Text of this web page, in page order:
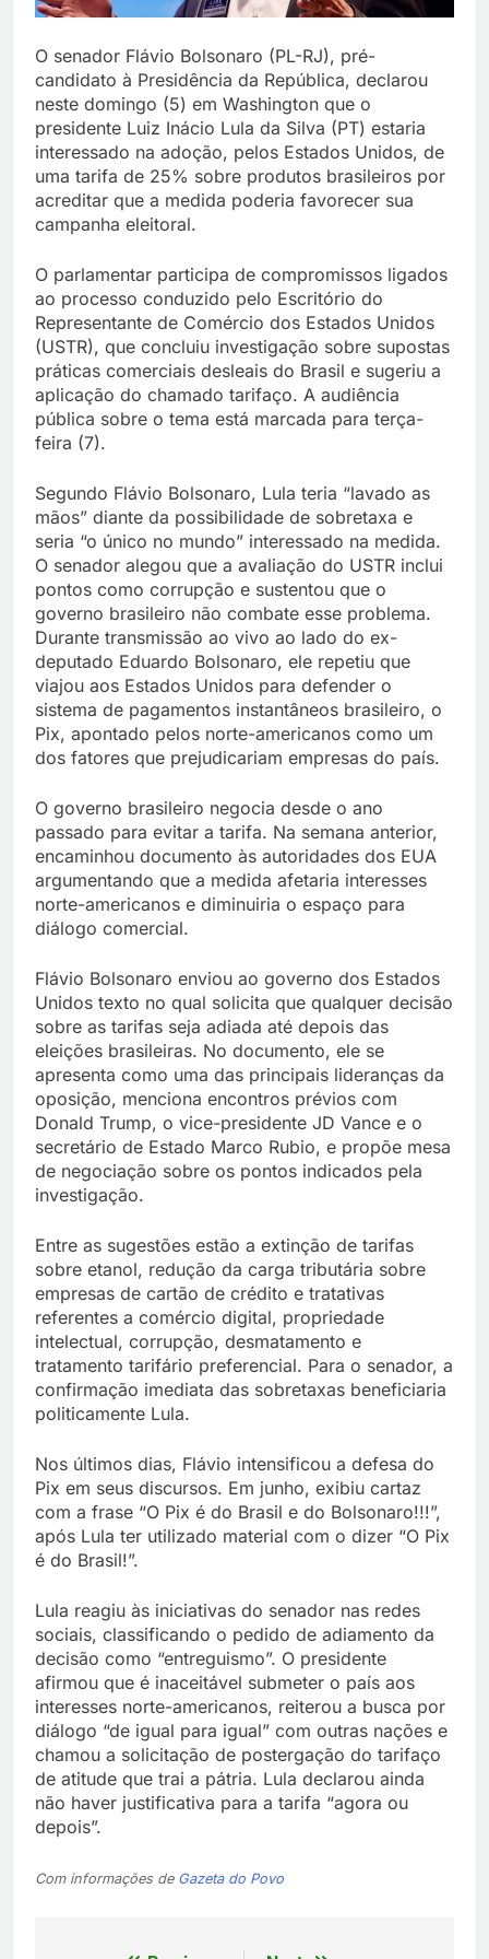
O senador Flávio Bolsonaro (PL-RJ), pré-
candidato à Presidência da República, declarou
neste domingo (5) em Washington que o
presidente Luiz Inácio Lula da Silva (PT) estaria
interessado na adoção, pelos Estados Unidos, de
uma tarifa de 25% sobre produtos brasileiros por
acreditar que a medida poderia favorecer sua
campanha eleitoral.
O parlamentar participa de compromissos ligados
ao processo conduzido pelo Escritório do
Representante de Comércio dos Estados Unidos
(USTR), que concluiu investigação sobre supostas
práticas comerciais desleais do Brasil e sugeriu a
aplicação do chamado tarifaço. A audiência
pública sobre o tema está marcada para terça-
feira (7).
Segundo Flávio Bolsonaro, Lula teria “lavado as
mãos” diante da possibilidade de sobretaxa e
seria “o único no mundo” interessado na medida.
O senador alegou que a avaliação do USTR inclui
pontos como corrupção e sustentou que o
governo brasileiro não combate esse problema.
Durante transmissão ao vivo ao lado do ex-
deputado Eduardo Bolsonaro, ele repetiu que
viajou aos Estados Unidos para defender o
sistema de pagamentos instantâneos brasileiro, o
Pix, apontado pelos norte-americanos como um
dos fatores que prejudicariam empresas do país.
O governo brasileiro negocia desde o ano
passado para evitar a tarifa. Na semana anterior,
encaminhou documento às autoridades dos EUA
argumentando que a medida afetaria interesses
norte-americanos e diminuiria o espaço para
diálogo comercial.
Flávio Bolsonaro enviou ao governo dos Estados
Unidos texto no qual solicita que qualquer decisão
sobre as tarifas seja adiada até depois das
eleições brasileiras. No documento, ele se
apresenta como uma das principais lideranças da
oposição, menciona encontros prévios com
Donald Trump, o vice-presidente JD Vance e o
secretário de Estado Marco Rubio, e propõe mesa
de negociação sobre os pontos indicados pela
investigação.
Entre as sugestões estão a extinção de tarifas
sobre etanol, redução da carga tributária sobre
empresas de cartão de crédito e tratativas
referentes a comércio digital, propriedade
intelectual, corrupção, desmatamento e
tratamento tarifário preferencial. Para o senador, a
confirmação imediata das sobretaxas beneficiaria
politicamente Lula.
Nos últimos dias, Flávio intensificou a defesa do
Pix em seus discursos. Em junho, exibiu cartaz
com a frase “O Pix é do Brasil e do Bolsonaro!!!”,
após Lula ter utilizado material com o dizer “O Pix
é do Brasil!”.
Lula reagiu às iniciativas do senador nas redes
sociais, classificando o pedido de adiamento da
decisão como “entreguismo”. O presidente
afirmou que é inaceitável submeter o país aos
interesses norte-americanos, reiterou a busca por
diálogo “de igual para igual” com outras nações e
chamou a solicitação de postergação do tarifaço
de atitude que trai a pátria. Lula declarou ainda
não haver justificativa para a tarifa “agora ou
depois”.
Com informações de Gazeta do Povo